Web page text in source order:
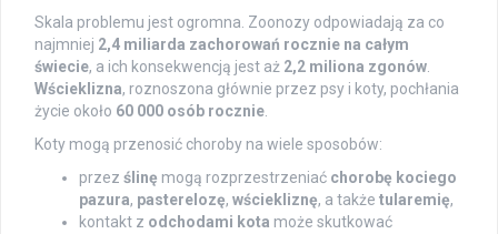
Skala problemu jest ogromna. Zoonozy odpowiadają za co
najmniej 2,4 miliarda zachorowań rocznie na całym
świecie, a ich konsekwencją jest aż 2,2 miliona zgonów.
Wścieklizna, roznoszona głównie przez psy i koty, pochłania
życie około 60 000 osób rocznie.
Koty mogą przenosić choroby na wiele sposobów:
przez ślinę mogą rozprzestrzeniać chorobę kociego
pazura, pasterelozę, wściekliznę, a także tularemię,
kontakt z odchodami kota może skutkować